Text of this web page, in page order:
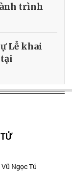
trình
Lễ khai
Ngọc Tú